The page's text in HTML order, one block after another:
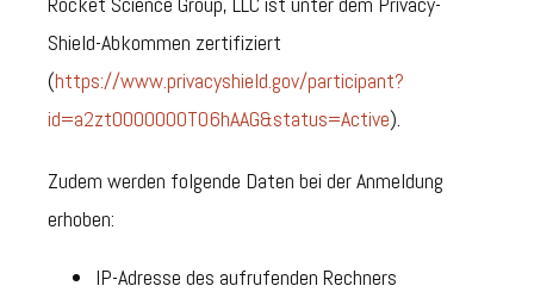
Shield-Abkommen zertifiziert
(https://www.privacyshield.gov/participant?
id=a2zt0000000TO6hAAG&status=Active).
Zudem werden folgende Daten bei der Anmeldung
erhoben:
IP-Adresse des aufrufenden Rechners